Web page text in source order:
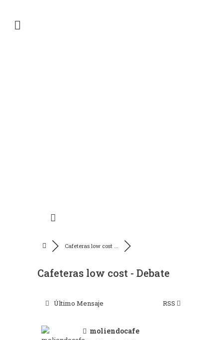
Cafeteras low cost ...
Cafeteras low cost - Debate
Último Mensaje RSS
moliendocafe